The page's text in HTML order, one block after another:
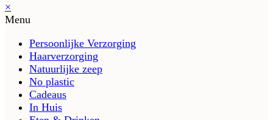
×
Menu
Persoonlijke Verzorging
Haarverzorging
Natuurlijke zeep
No plastic
Cadeaus
In Huis